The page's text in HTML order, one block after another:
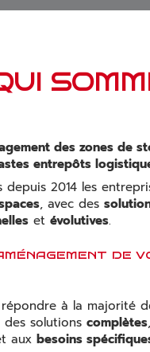
des zones de
entrepôts
2014 les
, avec des
et évolutives.
de
à la majorité
solutions complètes,
aux besoins